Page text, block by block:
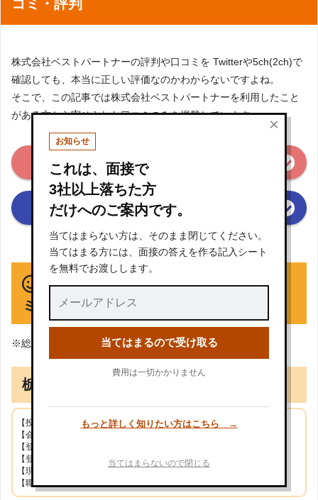
コミ・評判
株式会社ベストパートナーの評判や口コミを Twitterや5ch(2ch)で
確認しても、本当に正しい評価なのかわからないですよね。
そこで、この記事では株式会社ベストパートナーを利用したこと
がある方から寄せられた口コミのみを掲載しています。
(総合評価3点以上)
株式会社ベストパートナーの悪い口コミ
(総合評価2点以下)
※クリックすると口コミの一覧箇所にジャンプします
株式会社ベストパートナーの良い口コ
ミ（総合評価3点以上）
※総合評価で3点以上を良い口コミとしています。
栃木県在住/男性(60歳)
【投稿日】2021年01月14日
【会社名】株式会社ベストパートナー
【登録拠点】株式会社ベストパートナー本社 茨城県古河市
【登録時の年齢(または就業時の年齢)】52歳
【現在の登録状況】登録をやめた
【職業】フォークリフト作業・製品検査
×
お知らせ
これは、面接で
3社以上落ちた方
だけへのご案内です。
当てはまらない方は、そのまま閉じてください。
当てはまる方には、面接の答えを作る記入シート
を無料でお渡しします。
当てはまるので受け取る
費用は一切かかりません
もっと詳しく知りたい方はこちら →
当てはまらないので閉じる